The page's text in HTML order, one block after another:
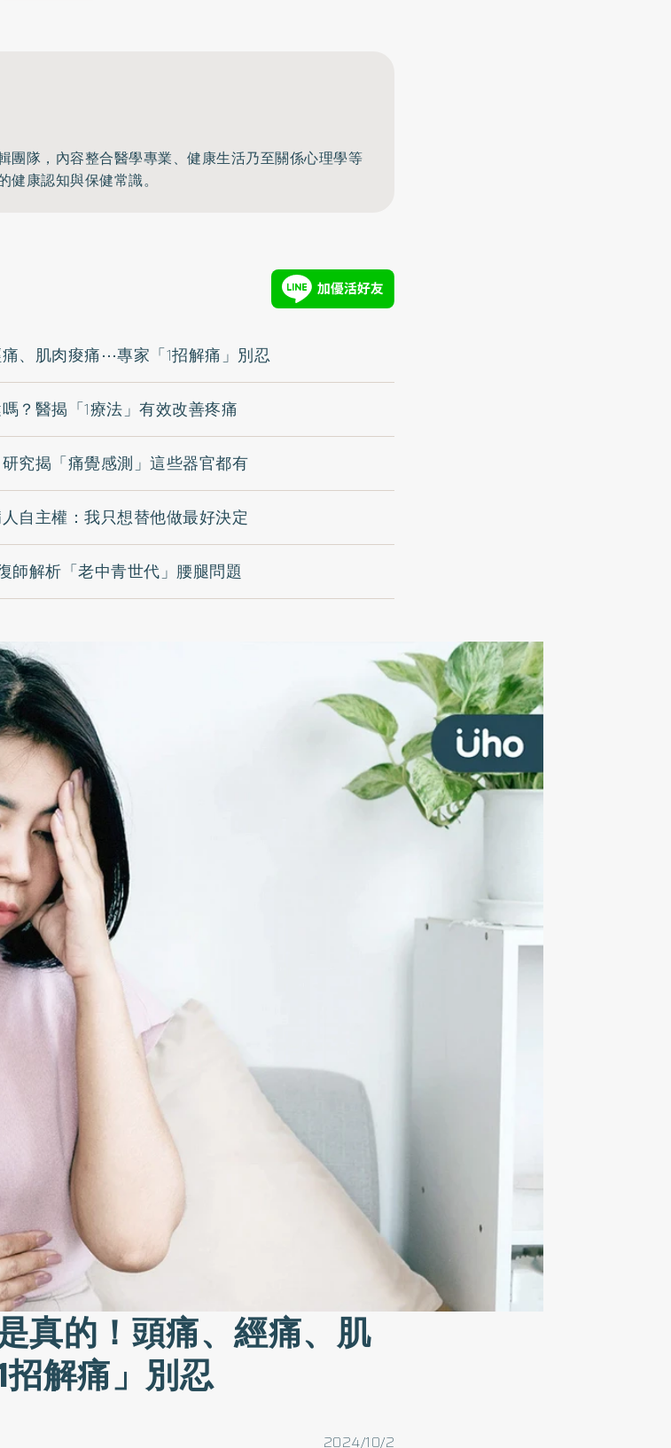
團隊，內容整合醫學專業、健康生活乃至關係心理學等
康認知與保健常識。
、肌肉痠痛⋯專家「1招解痛」別忍
？醫揭「1療法」有效改善疼痛
究揭「痛覺感測」這些器官都有
自主權：我只想替他做最好決定
師解析「老中青世代」腰腿問題
真的！頭痛、經痛、肌
解痛」別忍
2024/10/2